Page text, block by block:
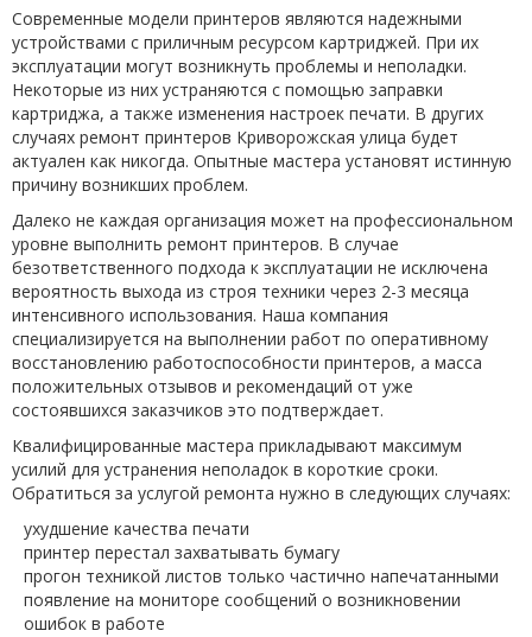
Современные модели принтеров являются надежными
устройствами с приличным ресурсом картриджей. При их
эксплуатации могут возникнуть проблемы и неполадки.
Некоторые из них устраняются с помощью заправки
картриджа, а также изменения настроек печати. В других
случаях ремонт принтеров Криворожская улица будет
актуален как никогда. Опытные мастера установят истинную
причину возникших проблем.
Далеко не каждая организация может на профессиональном
уровне выполнить ремонт принтеров. В случае
безответственного подхода к эксплуатации не исключена
вероятность выхода из строя техники через 2-3 месяца
интенсивного использования. Наша компания
специализируется на выполнении работ по оперативному
восстановлению работоспособности принтеров, а масса
положительных отзывов и рекомендаций от уже
состоявшихся заказчиков это подтверждает.
Квалифицированные мастера прикладывают максимум
усилий для устранения неполадок в короткие сроки.
Обратиться за услугой ремонта нужно в следующих случаях:
ухудшение качества печати
принтер перестал захватывать бумагу
прогон техникой листов только частично напечатанными
появление на мониторе сообщений о возникновении
ошибок в работе